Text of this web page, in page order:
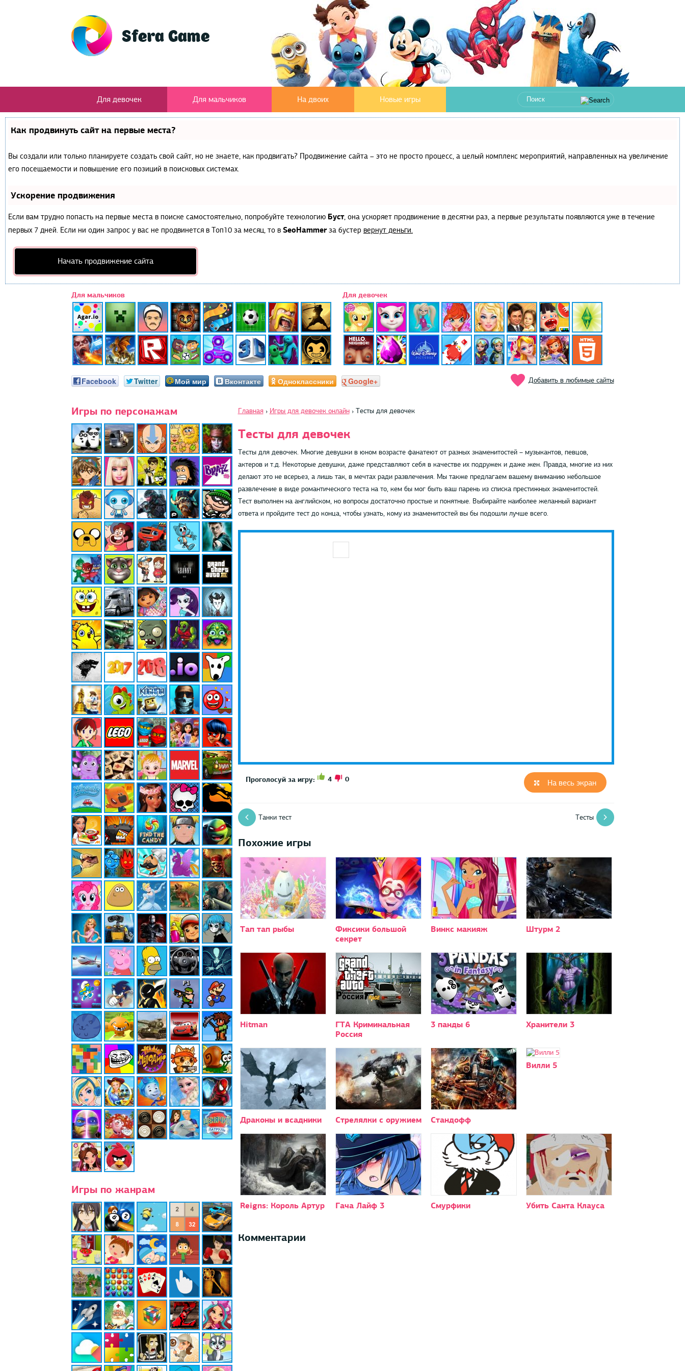
Для девочек Для мальчиков На двоих Новые игры
Как продвинуть сайт на первые места?
Вы создали или только планируете создать свой сайт, но не знаете, как продвигать? Продвижение сайта – это не просто процесс, а целый комплекс мероприятий, направленных на увеличение
его посещаемости и повышение его позиций в поисковых системах.
Ускорение продвижения
Если вам трудно попасть на первые места в поиске самостоятельно, попробуйте технологию Буст, она ускоряет продвижение в десятки раз, а первые результаты появляются уже в течение
первых 7 дней. Если ни один запрос у вас не продвинется в Топ10 за месяц, то в SeoHammerза бустер вернут деньги.
Начать продвижение сайта
Для мальчиков Для девочек
Facebook Twitter Мой мир Вконтакте Одноклассники Google+ Добавить в любимые сайты
Игры по персонажам
Игры по жанрам
Главная › Игры для девочек онлайн › Тесты для девочек
Тесты для девочек
Тесты для девочек. Многие девушки в юном возрасте фанатеют от разных знаменитостей – музыкантов, певцов,
актеров и т.д. Некоторые девушки, даже представляют себя в качестве их подружек и даже жен. Правда, многие из них
делают это не всерьез, а лишь так, в мечтах ради развлечения. Мы также предлагаем вашему вниманию небольшое
развлечение в виде романтического теста на то, кем бы мог быть ваш парень из списка престижных знаменитостей.
Тест выполнен на английском, но вопросы достаточно простые и понятные. Выбирайте наиболее желанный вариант
ответа и пройдите тест до конца, чтобы узнать, кому из знаменитостей вы бы подошли лучше всего.
На весь экран
Проголосуй за игру: 4 0
Танки тест Тесты
Похожие игры
Тап тап рыбы
Фиксики большой
секрет
Винкс макияж Штурм 2
Hitman
ГТА Криминальная
Россия
3 панды 6 Хранители 3
Драконы и всадники Стрелялки с оружием Стандофф
Вилли 5
Reigns: Король Артур Гача Лайф 3 Смурфики Убить Санта Клауса
Комментарии